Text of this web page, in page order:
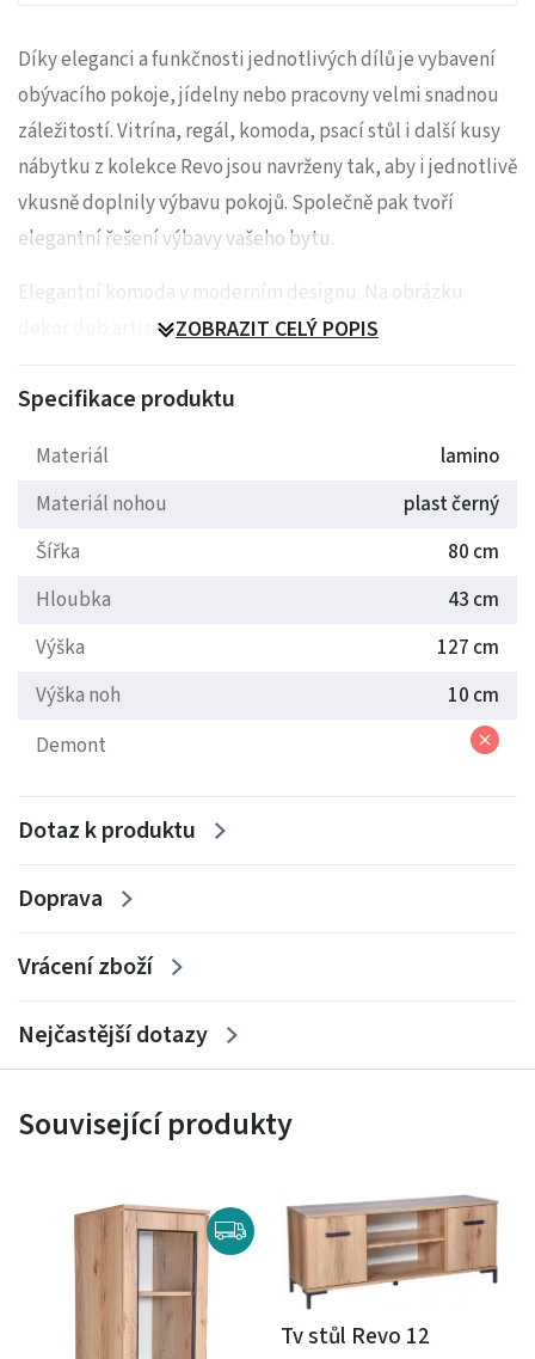
Díky eleganci a funkčnosti jednotlivých dílů je vybavení
obývacího pokoje, jídelny nebo pracovny velmi snadnou
záležitostí. Vitrína, regál, komoda, psací stůl i další kusy
nábytku z kolekce Revo jsou navrženy tak, aby i jednotlivě
vkusně doplnily výbavu pokojů. Společně pak tvoří
elegantní řešení výbavy vašeho bytu.
Elegantní komoda v moderním designu. Na obrázku
dekor dub artisan.
Dodáváme již smontované.
ZOBRAZIT CELÝ POPIS
Specifikace produktu
Materiál
lamino
Materiál nohou
plast černý
Šířka
80 cm
Hloubka
43 cm
Výška
127 cm
Výška noh
10 cm
Demont
Dotaz k produktu
Doprava
Vrácení zboží
Nejčastější dotazy
Související produkty
Tv stůl Revo 12